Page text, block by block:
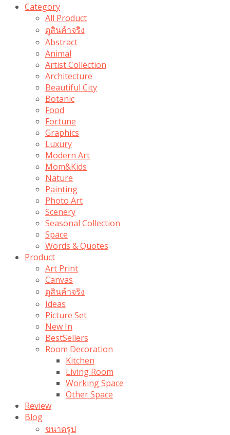
Category
All Product
ดูสินค้าจริง
Abstract
Animal
Artist Collection
Architecture
Beautiful City
Botanic
Food
Fortune
Graphics
Luxury
Modern Art
Mom&Kids
Nature
Painting
Photo Art
Scenery
Seasonal Collection
Space
Words & Quotes
Product
Art Print
Canvas
ดูสินค้าจริง
Ideas
Picture Set
New In
BestSellers
Room Decoration
Kitchen
Living Room
Working Space
Other Space
Review
Blog
ขนาดรูป